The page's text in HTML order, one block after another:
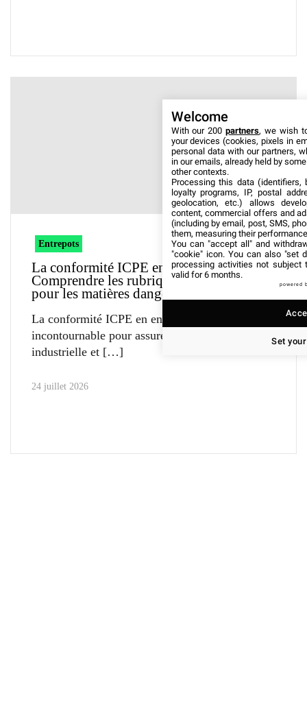
Entrepots
La conformité ICPE en entrepôt :
Comprendre les rubriques de stockage
pour les matières dangereuses
La conformité ICPE en entrepôt est un enjeu
incontournable pour assurer la sécurité
industrielle et
24 juillet 2026
Welcome
With our 200partners, we wish
your devices (cookies, pixels in
personal data with our partners,
in our emails, already held by
other contexts.
Processing this data (identifiers,
loyalty programs, IP, postal
geolocation, etc.) allows
content, commercial offers and
(including by email, post, SMS,
them, measuring their
You can "accept all" and
"cookie" icon. You can also "set
processing activities not subject
valid for 6 months.
powered
Set